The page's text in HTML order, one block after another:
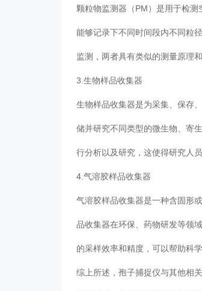
颗粒物监测器（PM）是用于检
能够记录下不同时间段内不同粒
监测，两者具有类似的测量原理
3.生物样品收集器
生物样品收集器是为采集、保存
储并研究不同类型的微生物、寄
行分析以及研究，这使得研究人
4.气溶胶样品收集器
气溶胶样品收集器是一种含固形
品收集器在环保、药物研发等领
的采样效率和精度，可以帮助科
综上所述，孢子捕捉仪与其他相